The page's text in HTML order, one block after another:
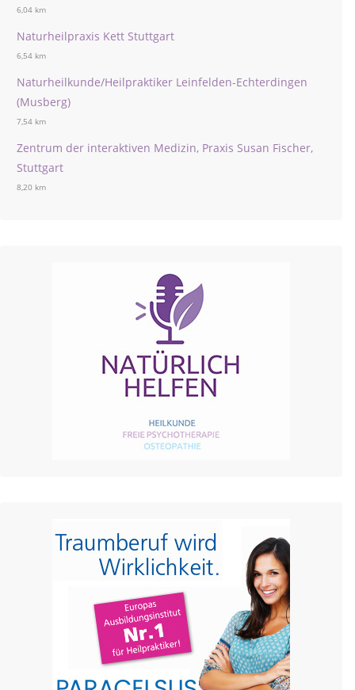
6,04 km
Naturheilpraxis Kett Stuttgart
6,54 km
Naturheilkunde/Heilpraktiker Leinfelden-Echterdingen
(Musberg)
7,54 km
Zentrum der interaktiven Medizin, Praxis Susan Fischer,
Stuttgart
8,20 km